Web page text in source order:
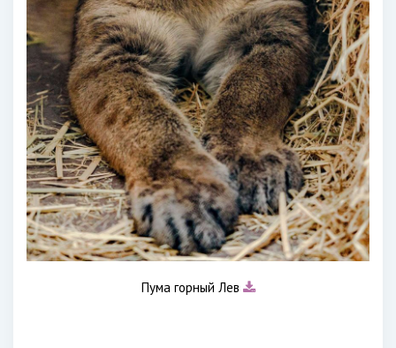
Пума горный Лев